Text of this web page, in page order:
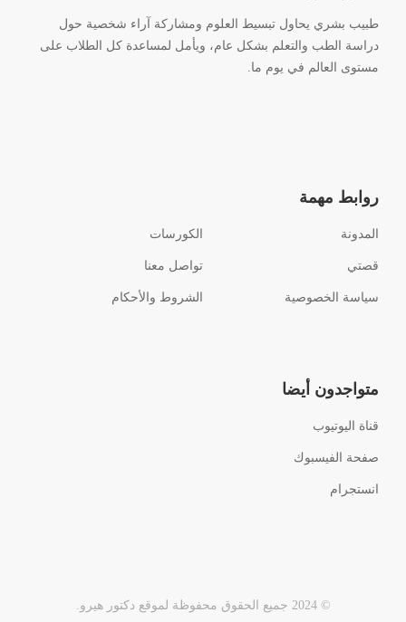
طبيب بشري يحاول تبسيط العلوم ومشاركة آراء شخصية حول
دراسة الطب والتعلم بشكل عام، ويأمل لمساعدة كل الطلاب على
مستوى العالم في يوم ما.
روابط مهمة
المدونة الكورسات
قصتي تواصل معنا
سياسة الخصوصية الشروط والأحكام
متواجدون أيضا
قناة اليوتيوب
صفحة الفيسبوك
انستجرام
© 2024 جميع الحقوق محفوظة لموقع دكتور هيرو.